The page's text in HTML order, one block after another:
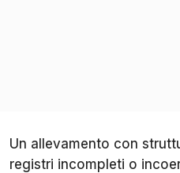
Un allevamento con
registri incompleti o